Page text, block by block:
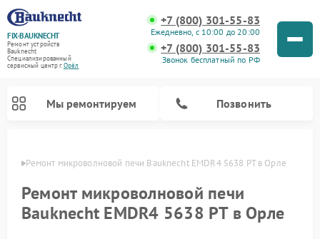
FIX-BAUKNECHT
Ремонт устройств
Bauknecht
Специализированный
cервисный центр г.Орёл
+7 (800) 301-55-83
Ежедневно, с 10:00 до 20:00
+7 (800) 301-55-83
Звонок бесплатный по РФ
Мы ремонтируем Позвонить
Ремонт микроволновой печи Bauknecht EMDR4 5638 PT в Орле
Ремонт микроволновой печи
Bauknecht EMDR4 5638 PT в Орле